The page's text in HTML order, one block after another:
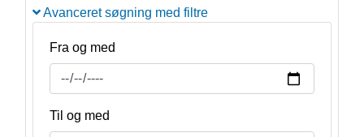
Avanceret søgning med filtre
Fra og med
Til og med